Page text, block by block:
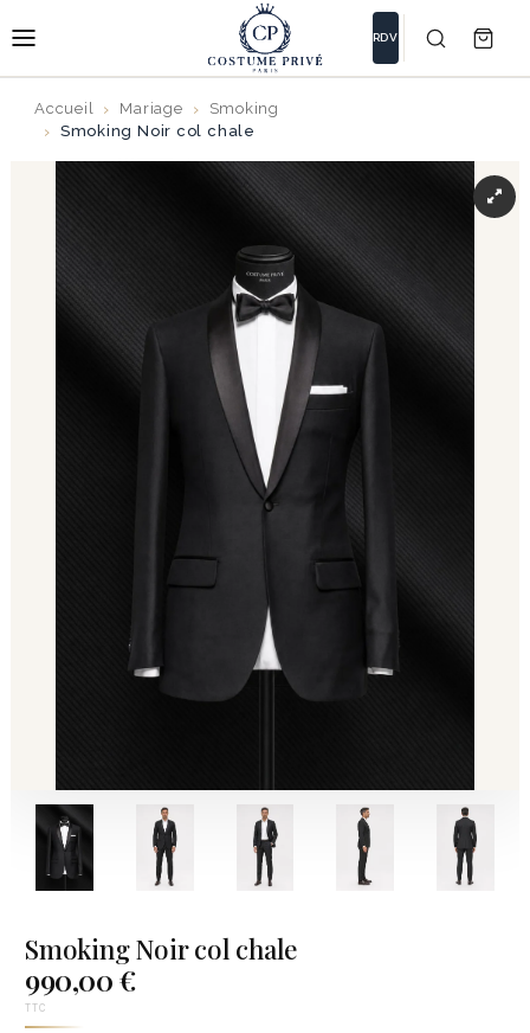
RDV
Accueil Mariage
Smoking
Smoking Noir col chale
Smoking Noir col chale
990,00 €
TTC